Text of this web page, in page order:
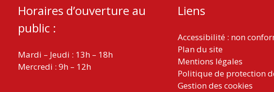
Horaires d’ouverture au
public :
Mardi – Jeudi : 13h – 18h
Mercredi : 9h – 12h
Liens
Accessibilité : non
Plan du site
Mentions légales
Politique de protection
Gestion des cookies